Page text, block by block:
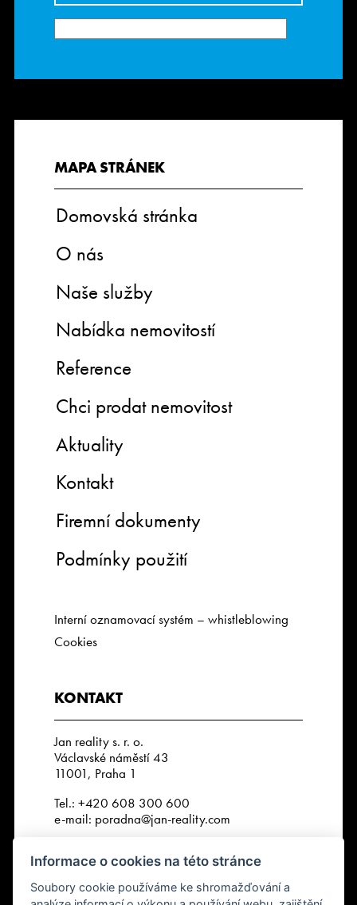
MAPA STRÁNEK
Domovská stránka
O nás
Naše služby
Nabídka nemovitostí
Reference
Chci prodat nemovitost
Aktuality
Kontakt
Firemní dokumenty
Podmínky použití
Interní oznamovací systém – whistleblowing
Cookies
KONTAKT
Jan reality s. r. o.
Václavské náměstí 43
11001, Praha 1
Tel.:+420 608 300 600
e-mail: poradna@jan-reality.com
DIČ: CZ29057752
Číslo depozitního účtu r. k.:
2202612637 / 2010
Informace o cookies na této stránce
Soubory cookie používáme ke shromažďování a